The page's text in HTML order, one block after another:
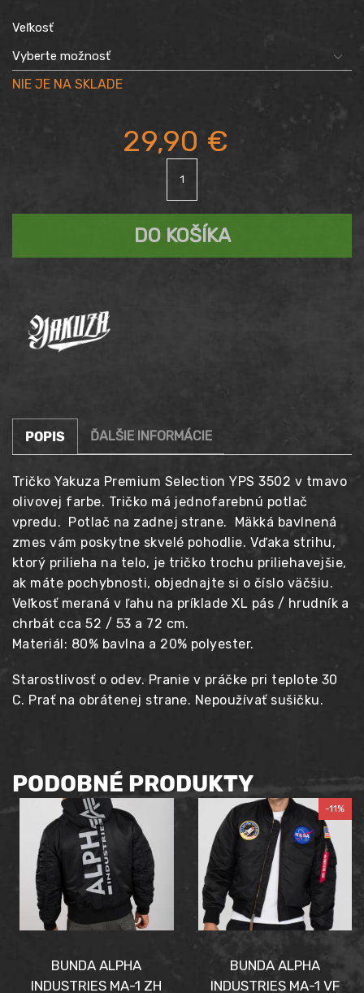
Veľkosť
29,90 €
Tričko
PREMIUM
DO KOŠÍKA
POPIS ĎALŠIE INFORMÁCIE
Tričko Yakuza Premium Selection YPS 3502 v tmavo
olivovej farbe. Tričko má jednofarebnú potlač
vpredu. Potlač na zadnej strane. Mäkká bavlnená
zmes vám poskytne skvelé pohodlie. Vďaka strihu,
ktorý prilieha na telo, je tričko trochu priliehavejšie,
ak máte pochybnosti, objednajte si o číslo väčšiu.
Veľkosť meraná v ľahu na príklade XL pás / hrudník a
chrbát cca 52 / 53 a 72 cm.
Materiál: 80% bavlna a 20% polyester.
Starostlivosť o odev. Pranie v práčke pri teplote 30
C. Prať na obrátenej strane. Nepoužívať sušičku.
PODOBNÉ PRODUKTY
BUNDA ALPHA
INDUSTRIES MA-1 ZH
-11%
BUNDA ALPHA
INDUSTRIES MA-1 VF